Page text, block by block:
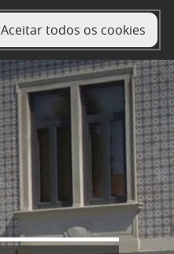
Aceitar todos os cookies